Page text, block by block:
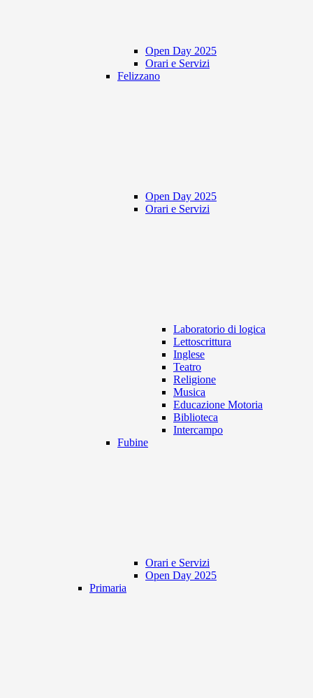
Open Day 2025
Orari e Servizi
Felizzano
Open Day 2025
Orari e Servizi
Laboratorio di logica
Lettoscrittura
Inglese
Teatro
Religione
Musica
Educazione Motoria
Biblioteca
Intercampo
Fubine
Orari e Servizi
Open Day 2025
Primaria